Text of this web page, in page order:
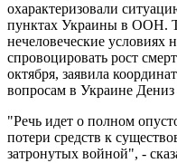
охарактеризовали
пунктах Украины в ООН.
нечеловеческие условиях
спровоцировать рост
октября, заявила
вопросам в Украине
"Речь идет о полном
потери средств к
затронутых войной", -